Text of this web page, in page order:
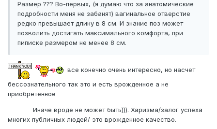
Размер ??? Во-первых, (я думаю что за анатомические
подробности меня не забанят) вагинальное отверстие
редко превышает длину в 8 см. И знание поз может
позволить достигать максимального комфорта, при
пиписке размером не менее 8 см.
все конечно очень интересно, но насчет
бессознательного так это и есть врожденное а не
приобретенное
Иначе вроде не может быть))). Харизма/залог успеха
многих публичных людей/ это врожденное качество.